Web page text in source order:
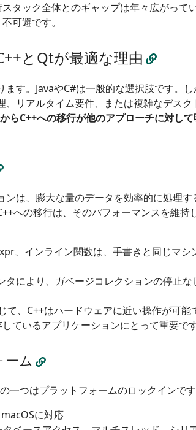
タック全体とのギャップは年々広がって
可避です。
とQtが最適な理由
す。JavaやC#は一般的な選択肢です。
リアルタイム要件、または複雑なデス
らC++への移行が他のアプローチに対し
は、膨大な量のデータを効率的に処理す
への移行は、そのパフォーマンスを維持
、インライン関数は、手書きと同じマシ
タにより、ガベージコレクションの停止
て、C++はハードウェアに近い操作が可能
ているアプリケーションにとって重要で
ーム
一つはプラットフォームのロックインで
に対応